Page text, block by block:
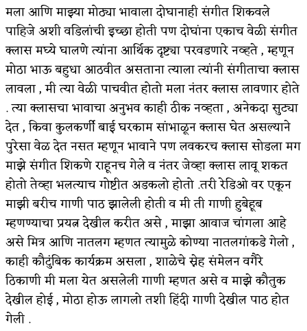
मला आणि माझ्या मोठ्या भावाला दोघानाही संगीत शिकवले
पाहिजे अशी वडिलांची इच्छा होती पण दोघांना एकाच वेळी संगीत
क्लास मघ्ये घालणे त्यांना आर्थिक दृष्ट्या परवडणारे नव्हते , म्हणून
मोठा भाऊ बहुधा आठवीत असताना त्याला त्यांनी संगीताचा क्लास
लावला , मी त्या वेळी पाचवीत होतो मला नंतर क्लास लावणार होते
. त्या क्लासचा भावाचा अनुभव काही ठीक नव्हता , अनेकदा सुट्या
देत , किवा कुलकर्णी बाई घरकाम सांभाळून क्लास घेत असल्याने
पुरेसा वेळ देत नसत म्हणून भावाने पण लवकरच क्लास सोडला मग
माझे संगीत शिकणे राहूनच गेले व नंतर जेव्हा क्लास लावू शकत
होतो तेव्हा भलत्याच गोष्टीत अडकलो होतो .तरी रेडिओ वर एकून
माझी बरीच गाणी पाठ झालेली होती व मी ती गाणी हुबेहूब
म्हणण्याचा प्रयत्न देखील करीत असे , माझा आवाज चांगला आहे
असे मित्र आणि नातलग म्हणत त्यामुळे कोण्या नातलगांकडे गेलो ,
काही कौटुंबिक कार्यक्रम असला , शाळेचे स्नेह संमेलन वगैरे
ठिकाणी मी मला येत असलेली गाणी म्हणत असे व माझे कौतुक
देखील होई , मोठा होऊ लागलो तशी हिंदी गाणी देखील पाठ होत
गेली .